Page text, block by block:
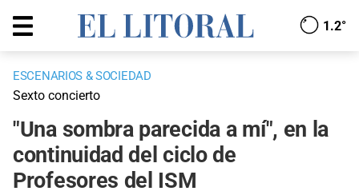
1.2°
ESCENARIOS & SOCIEDAD
Sexto concierto
"Una sombra parecida a mí", en la
continuidad del ciclo de
Profesores del ISM